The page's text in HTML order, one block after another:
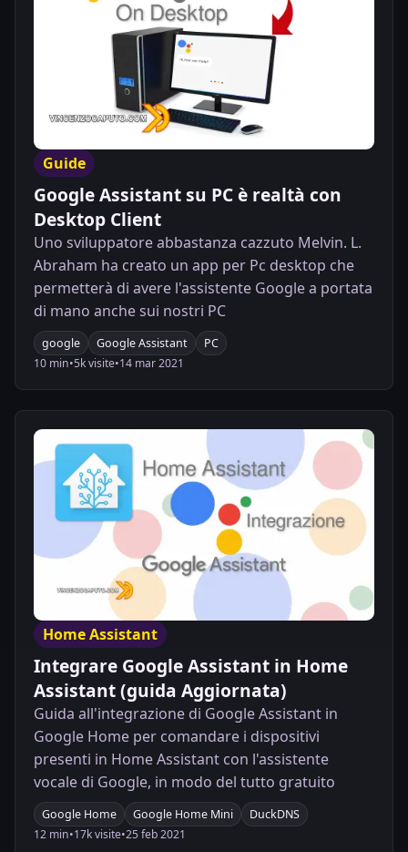
Guide
Google Assistant su PC è realtà con
Desktop Client
Uno sviluppatore abbastanza cazzuto Melvin. L.
Abraham ha creato un app per Pc desktop che
permetterà di avere l'assistente Google a portata
di mano anche sui nostri PC
google Google Assistant
PC
10 min•5k visite•14 mar 2021
Home Assistant
Integrare Google Assistant in Home
Assistant (guida Aggiornata)
Guida all'integrazione di Google Assistant in
Google Home per comandare i dispositivi
presenti in Home Assistant con l'assistente
vocale di Google, in modo del tutto gratuito
Google Home Google Home Mini
DuckDNS
12 min•17k visite•25 feb 2021